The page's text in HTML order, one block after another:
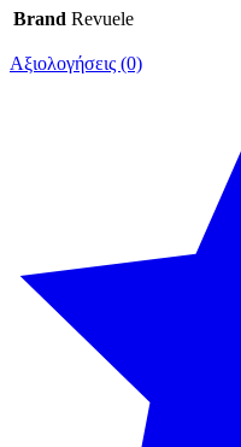
Brand Revuele
Αξιολογήσεις (0)